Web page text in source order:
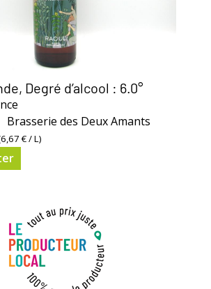
Degré d’alcool : 6.0°
Brasserie des Deux Amants
6,67 €/ L)